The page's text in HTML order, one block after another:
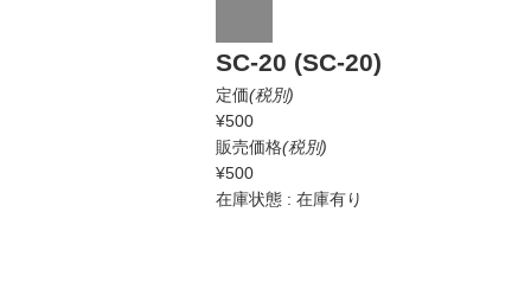
SC-20 (SC-20)
定価(税別)
¥500
販売価格(税別)
¥500
在庫状態 : 在庫有り